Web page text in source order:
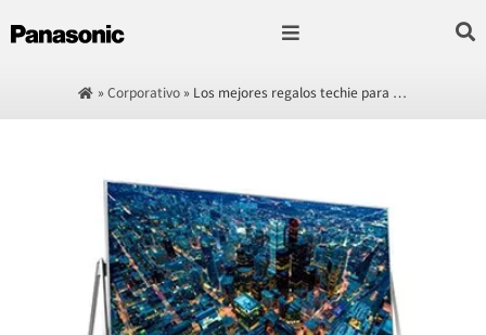
»Corporativo» Los mejores regalos techie para …